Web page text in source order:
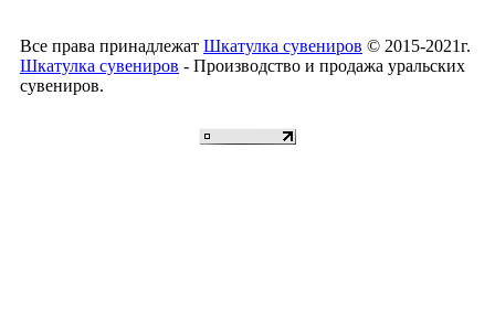
Все права принадлежат Шкатулка сувениров © 2015-2021г.
Шкатулка сувениров - Производство и продажа уральских
сувениров.